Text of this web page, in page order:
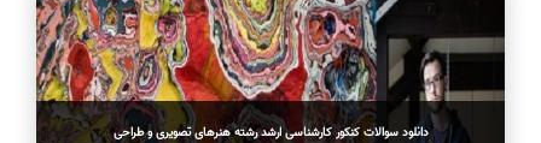
دانلود سوالات کنکور کارشناسی ارشد رشته هنرهای تصویری و طراحی